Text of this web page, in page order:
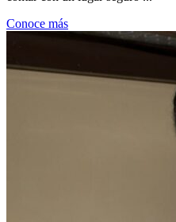
Conoce más